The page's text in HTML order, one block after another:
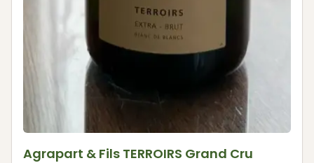
Agrapart & Fils TERROIRS Grand Cru